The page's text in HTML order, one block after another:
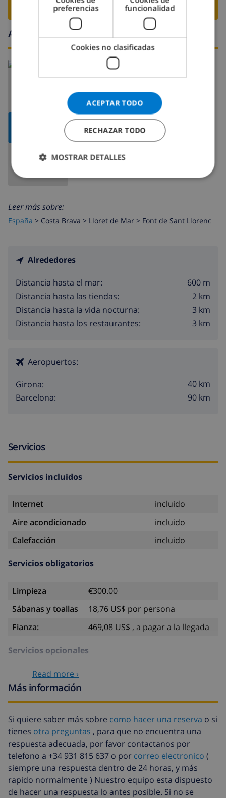
RESERVE ESTE CHALÉ ›
Alrededores
Leer más sobre:
España > Costa Brava > Lloret de Mar > Font de Sant Llorenc
Alrededores
Distancia hasta el mar:
600 m
Distancia hasta las tiendas:
2 km
Distancia hasta la vida nocturna:
3 km
Distancia hasta los restaurantes:
3 km
Aeropuertos:
Girona:
40 km
Barcelona:
90 km
Servicios
Servicios incluidos
Internet
incluido
Aire acondicionado
incluido
Calefacción
incluido
Servicios obligatorios
Limpieza
€300.00
Sábanas y toallas
18,76 US$ por persona
Fianza:
469,08 US$ , a pagar a la llegada
Servicios opcionales
58,64 US$
Sábanas
extra
17,59 US$ por persona
Toallas extra
8,80 US$ por persona
Salida tardía
113,75 US$
Limpieza
extra
basado en consumo de energía
(52,77 US$/HOUR)
Read more ›
Más información
Si quiere saber más sobre como hacer una reserva o si
tienes otra preguntas , para que no encuentra una
respuesta adecuada, por favor contactanos por
telefono a +34 931 815 637 o por correo electronico (
siempre una respuesta dentro de 24 horas, y más
rapido normalmente ) Nuestro equipo esta dispuesto
de hacer una respuesta lo antes posible. Si no se
preferencias
funcionalidad
Cookies no clasificadas
ACEPTAR TODO
RECHAZAR TODO
MOSTRAR DETALLES